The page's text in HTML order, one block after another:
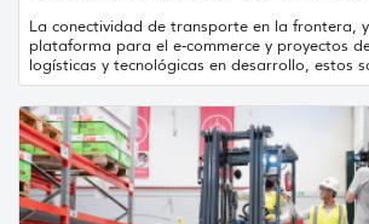
La conectividad de transporte en la frontera,
plataforma para el e-commerce y proyectos
logísticas y tecnológicas en desarrollo, estos